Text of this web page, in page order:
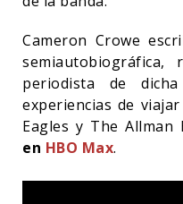
Cameron Crowe
semiautobiográfica,
periodista de
experiencias de
Eagles y The Allman
en HBO Max.